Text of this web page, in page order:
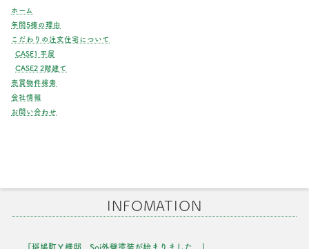
ホーム
年間5棟の理由
こだわりの注文住宅について
CASE1 平屋
CASE2 2階建て
売買物件検索
会社情報
お問い合わせ
INFOMATION
『斑鳩町Ｙ様邸。Soi外壁塗装が始まりました。』